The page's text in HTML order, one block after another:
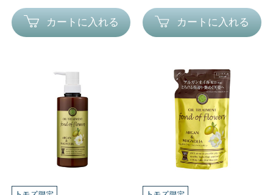
カートに入れる カートに入れる